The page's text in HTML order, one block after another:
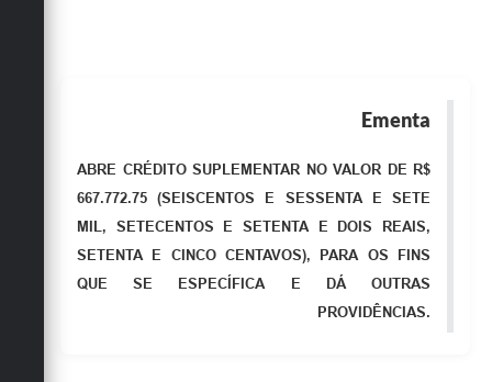
Links
Telefones Úteis
Contato
Ementa
ABRE CRÉDITO SUPLEMENTAR NO VALOR DE R$
667.772.75 (SEISCENTOS E SESSENTA E SETE
MIL, SETECENTOS E SETENTA E DOIS REAIS,
SETENTA E CINCO CENTAVOS), PARA OS FINS
QUE SE ESPECÍFICA E DÁ OUTRAS
PROVIDÊNCIAS.